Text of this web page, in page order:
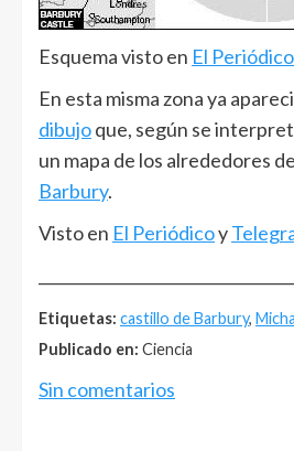
Esquema visto en El Periódico
En esta misma zona ya
dibujoque, según se
un mapa de los alrededores
Barbury.
Visto en El Periódicoy
Etiquetas: castillo de Barbury,
Publicado en: Ciencia
Sin comentarios